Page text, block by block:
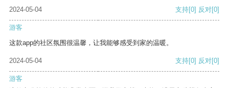
2024-05-04
支持[0] 反对[0]
游客
这款app的社区氛围很温馨，让我能够感受到家的温暖。
2024-05-04 支持[0] 反对[0]
游客